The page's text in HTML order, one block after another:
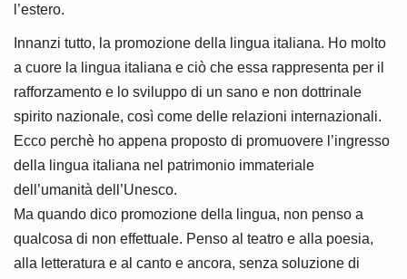
l’estero.
Innanzi tutto, la promozione della lingua italiana. Ho molto
a cuore la lingua italiana e ciò che essa rappresenta per il
rafforzamento e lo sviluppo di un sano e non dottrinale
spirito nazionale, così come delle relazioni internazionali.
Ecco perchè ho appena proposto di promuovere l’ingresso
della lingua italiana nel patrimonio immateriale
dell’umanità dell’Unesco.
Ma quando dico promozione della lingua, non penso a
qualcosa di non effettuale. Penso al teatro e alla poesia,
alla letteratura e al canto e ancora, senza soluzione di